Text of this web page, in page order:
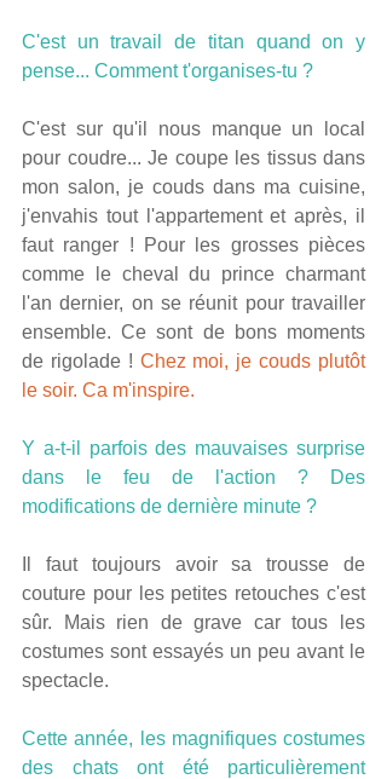
C'est un travail de titan quand on y
pense... Comment t'organises-tu ?
C'est sur qu'il nous manque un local
pour coudre... Je coupe les tissus dans
mon salon, je couds dans ma cuisine,
j'envahis tout l'appartement et après, il
faut ranger ! Pour les grosses pièces
comme le cheval du prince charmant
l'an dernier, on se réunit pour travailler
ensemble. Ce sont de bons moments
de rigolade ! Chez moi, je couds plutôt
le soir. Ca m'inspire.
Y a-t-il parfois des mauvaises surprise
dans le feu de l'action ? Des
modifications de dernière minute ?
Il faut toujours avoir sa trousse de
couture pour les petites retouches c'est
sûr. Mais rien de grave car tous les
costumes sont essayés un peu avant le
spectacle.
Cette année, les magnifiques costumes
des chats ont été particulièrement